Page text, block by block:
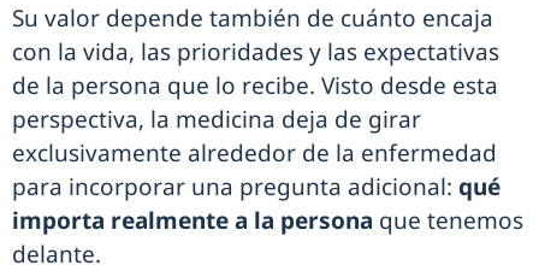
Su valor depende también de cuánto encaja
con la vida, las prioridades y las expectativas
de la persona que lo recibe. Visto desde esta
perspectiva, la medicina deja de girar
exclusivamente alrededor de la enfermedad
para incorporar una pregunta adicional: qué
importa realmente a la persona que tenemos
delante.